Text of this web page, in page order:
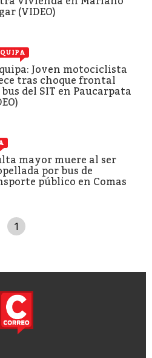
(VIDEO)
Joven motociclista
tras choque frontal
del SIT en Paucarpata
mayor muere al ser
por bus de
público en Comas
1